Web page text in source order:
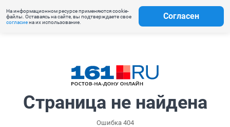
На информационном ресурсе применяются cookie-
файлы. Оставаясь на сайте, вы подтверждаете свое
согласиена их использование.
Согласен
Страница не найдена
Ошибка 404